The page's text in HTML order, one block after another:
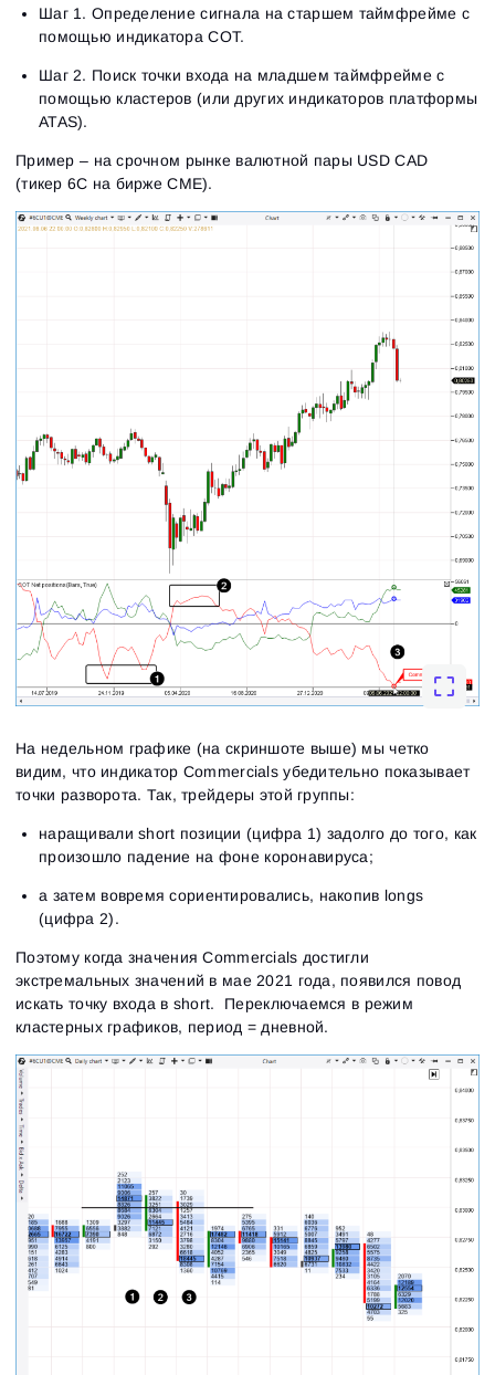
Шаг 1. Определение сигнала на старшем таймфрейме с
помощью индикатора СОТ.
Шаг 2. Поиск точки входа на младшем таймфрейме с
помощью кластеров (или других индикаторов платформы
ATAS).
Пример – на срочном рынке валютной пары USD CAD
(тикер 6С на бирже СМЕ).
На недельном графике (на скриншоте выше) мы четко
видим, что индикатор Commercials убедительно показывает
точки разворота. Так, трейдеры этой группы:
наращивали short позиции (цифра 1) задолго до того, как
произошло падение на фоне коронавируса;
а затем вовремя сориентировались, накопив longs
(цифра 2).
Поэтому когда значения Commercials достигли
экстремальных значений в мае 2021 года, появился повод
искать точку входа в short. Переключаемся в режим
кластерных графиков, период = дневной.